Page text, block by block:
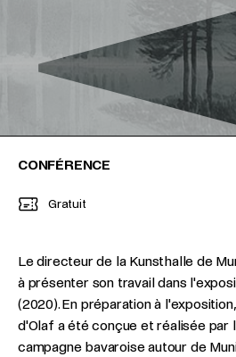
CONFÉRENCE
Gratuit
Le directeur de la Kunsthalle de
à présenter son travail dans
(2020). En préparation à
d'Olaf a été conçue et réalisée par
campagne bavaroise autour de